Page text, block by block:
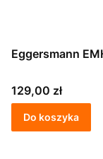
Eggersmann
Cena
129,00 zł
Do koszyka